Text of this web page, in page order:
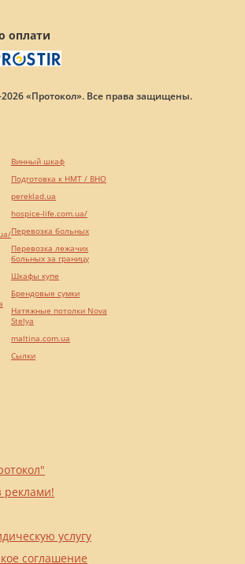
оплати
«Протокол». Все права защищены.
реклами!
услугу
соглашение
Винный шкаф
Подготовка к НМТ / ВНО
pereklad.ua
hospice-life.com.ua/
Перевозка больных
Перевозка лежачих
больных за границу
Шкафы купе
Брендовые сумки
Натяжные потолки Nova
Stelya
maltina.com.ua
Cылки